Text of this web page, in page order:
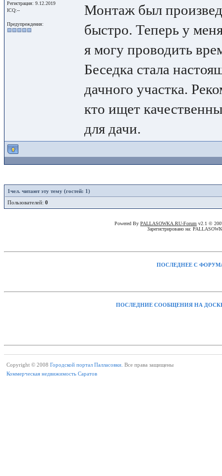
Регистрация: 9.12.2019
ICQ:--
Предупреждения:
Монтаж был
быстро. Теперь у
я могу проводить
Беседка стала
дачного участка.
кто ищет
для дачи.
1чел. читают эту тему (гостей: 1)
Пользователей: 0
Powered By PALLASOWKA.RU-Forum v2.1 ©
Зарегистрировано на:
ПОСЛЕДНЕЕ С
ПОСЛЕДНИЕ СООБЩЕНИЯ НА
Copyright © 2008 Городской портал Палласовки. Все права защищены
Коммерческая недвижимость Саратов